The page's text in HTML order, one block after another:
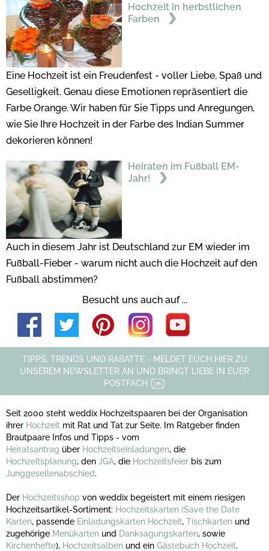
Hochzeit in herbstlichen
Farben
Eine Hochzeit ist ein Freudenfest - voller Liebe, Spaß und
Geselligkeit. Genau diese Emotionen repräsentiert die
Farbe Orange. Wir haben für Sie Tipps und Anregungen,
wie Sie Ihre Hochzeit in der Farbe des Indian Summer
dekorieren können!
Heiraten im Fußball EM-
Jahr!
Auch in diesem Jahr ist Deutschland zur EM wieder im
Fußball-Fieber - warum nicht auch die Hochzeit auf den
Fußball abstimmen?
Besucht uns auch auf ...
TIPPS, TRENDS UND RABATTE - MELDET EUCH HIER ZU
UNSEREM NEWSLETTER AN UND BRINGT LIEBE IN EUER
POSTFACH
Seit 2000 steht weddix Hochzeitspaaren bei der Organisation
ihrer Hochzeit mit Rat und Tat zur Seite. Im Ratgeber finden
Brautpaare Infos und Tipps - vom
Heiratsantrag über Hochzeitseinladungen, die
Hochzeitsplanung, den JGA, die Hochzeitsfeier bis zum
Junggesellenabschied.
Der Hochzeitsshop von weddix begeistert mit einem riesigen
Hochzeitsartikel-Sortiment: Hochzeitskarten (Save the Date
Karten, passende Einladungskarten Hochzeit, Tischkarten und
zugehörige Menükarten und Danksagungskarten, sowie
Kirchenhefte), Hochzeitsalben und ein Gästebuch Hochzeit.